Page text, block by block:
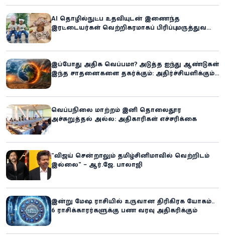
AI தொழில்நுட்ப உதவியுடன் இணைந்த
இரட்டையர்கள் வெற்றிகரமாகப் பிரிப்பு: மருத்துவ
இப்போது அதிக வெப்பமா? அடுத்த ஐந்து ஆண்டுகள்
இந்த சாதனைகளை தகர்க்கும்: அதிர்ச்சியளிக்கும்
வெப்பநிலை மாற்றம் இனி தொலைதூர
அச்சுறுத்தல் அல்ல: அதிகாரிகள் எச்சரிக்கை
“விஜய் சென்றாலும் தமிழ்சினிமாவில் வெற்றிடம்
இல்லை” – ஆர்.ஜே. பாலாஜி
இன்று மேஷ ராசியில் உருவான திரிகிரக யோகம்..
6 ராசிக்காரர்களுக்கு பண வரவு அதிகரிக்கும்